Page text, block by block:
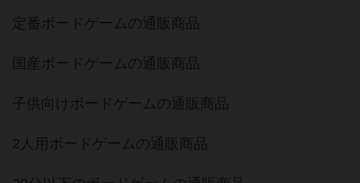
定番ボードゲームの通販商品
国産ボードゲームの通販商品
子供向けボードゲームの通販商品
2人用ボードゲームの通販商品